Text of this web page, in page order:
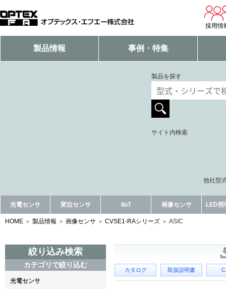
採用情
製品情報 事例・特集
製品を探す
サイト内検索
他社型
光電センサ 変位センサ IIoT 画像センサ LED照
HOME 製品情報 画像センサ CVSE1-RAシリーズ ASIC
絞り込み検索
カテゴリで絞り込む
光電センサ
カタログ 取扱説明書